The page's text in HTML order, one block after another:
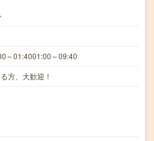
～01:4001:00～09:40
方、大歓迎！